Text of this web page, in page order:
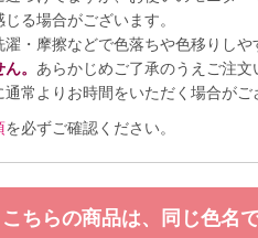
る場合がございます。
・摩擦などで色落ちや色移りし
。 あらかじめご了承のうえご注文
常よりお時間をいただく場合がご
を必ずご確認ください。
こちらの商品は、同じ色名